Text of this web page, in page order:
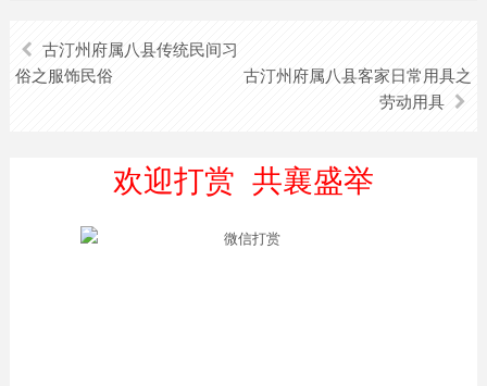
古汀州府属八县传统民间习
俗之服饰民俗
古汀州府属八县客家日常用具之
劳动用具
欢迎打赏 共襄盛举